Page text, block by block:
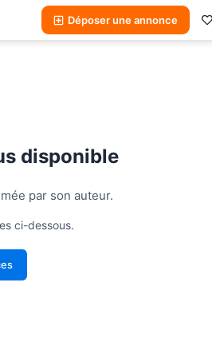
Déposer une annonce
disponible
par son auteur.
ci-dessous.